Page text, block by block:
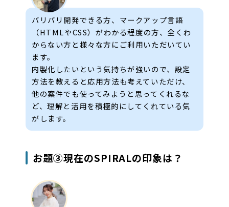
バリバリ開発できる方、マークアップ言語
（HTMLやCSS）がわかる程度の方、全くわ
からない方と様々な方にご利用いただいてい
ます。
内製化したいという気持ちが強いので、設定
方法を教えると応用方法も考えていただけ、
他の案件でも使ってみようと思ってくれるな
ど、理解と活用を積極的にしてくれている気
がします。
お題③現在のSPIRALの印象は？